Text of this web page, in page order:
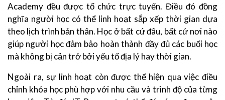
Academy đều được tổ chức trực tuyến. Điều đó đồng
nghĩa người học có thể linh hoạt sắp xếp thời gian dựa
theo lịch trình bản thân. Học ở bất cứ đâu, bất cứ nơi nào
giúp người học đảm bảo hoàn thành đầy đủ các buổi học
mà không bị cản trở bởi yếu tố địa lý hay thời gian.
Ngoài ra, sự linh hoạt còn được thể hiện qua việc điều
chỉnh khóa học phù hợp với nhu cầu và trình độ của từng